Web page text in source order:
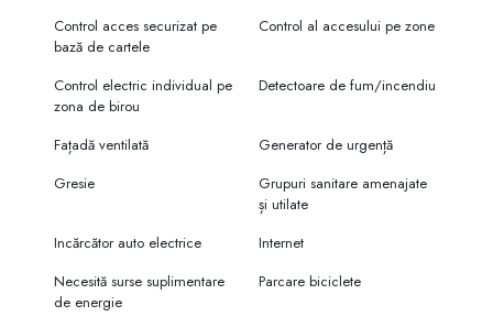
Control acces securizat pe
bază de cartele
Control al accesului pe zone
Control electric individual pe
zona de birou
Detectoare de fum/incendiu
Fațadă ventilată
Generator de urgență
Gresie
Grupuri sanitare amenajate
și utilate
Incărcător auto electrice
Internet
Necesită surse suplimentare
de energie
Parcare biciclete